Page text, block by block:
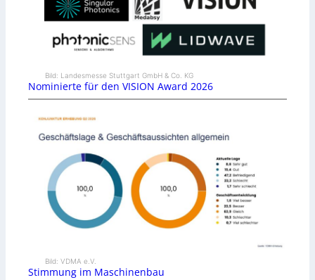
Bild: Landesmesse Stuttgart GmbH & Co. KG
Nominierte für den VISION Award 2026
Bild: VDMA e.V.
Stimmung im Maschinenbau